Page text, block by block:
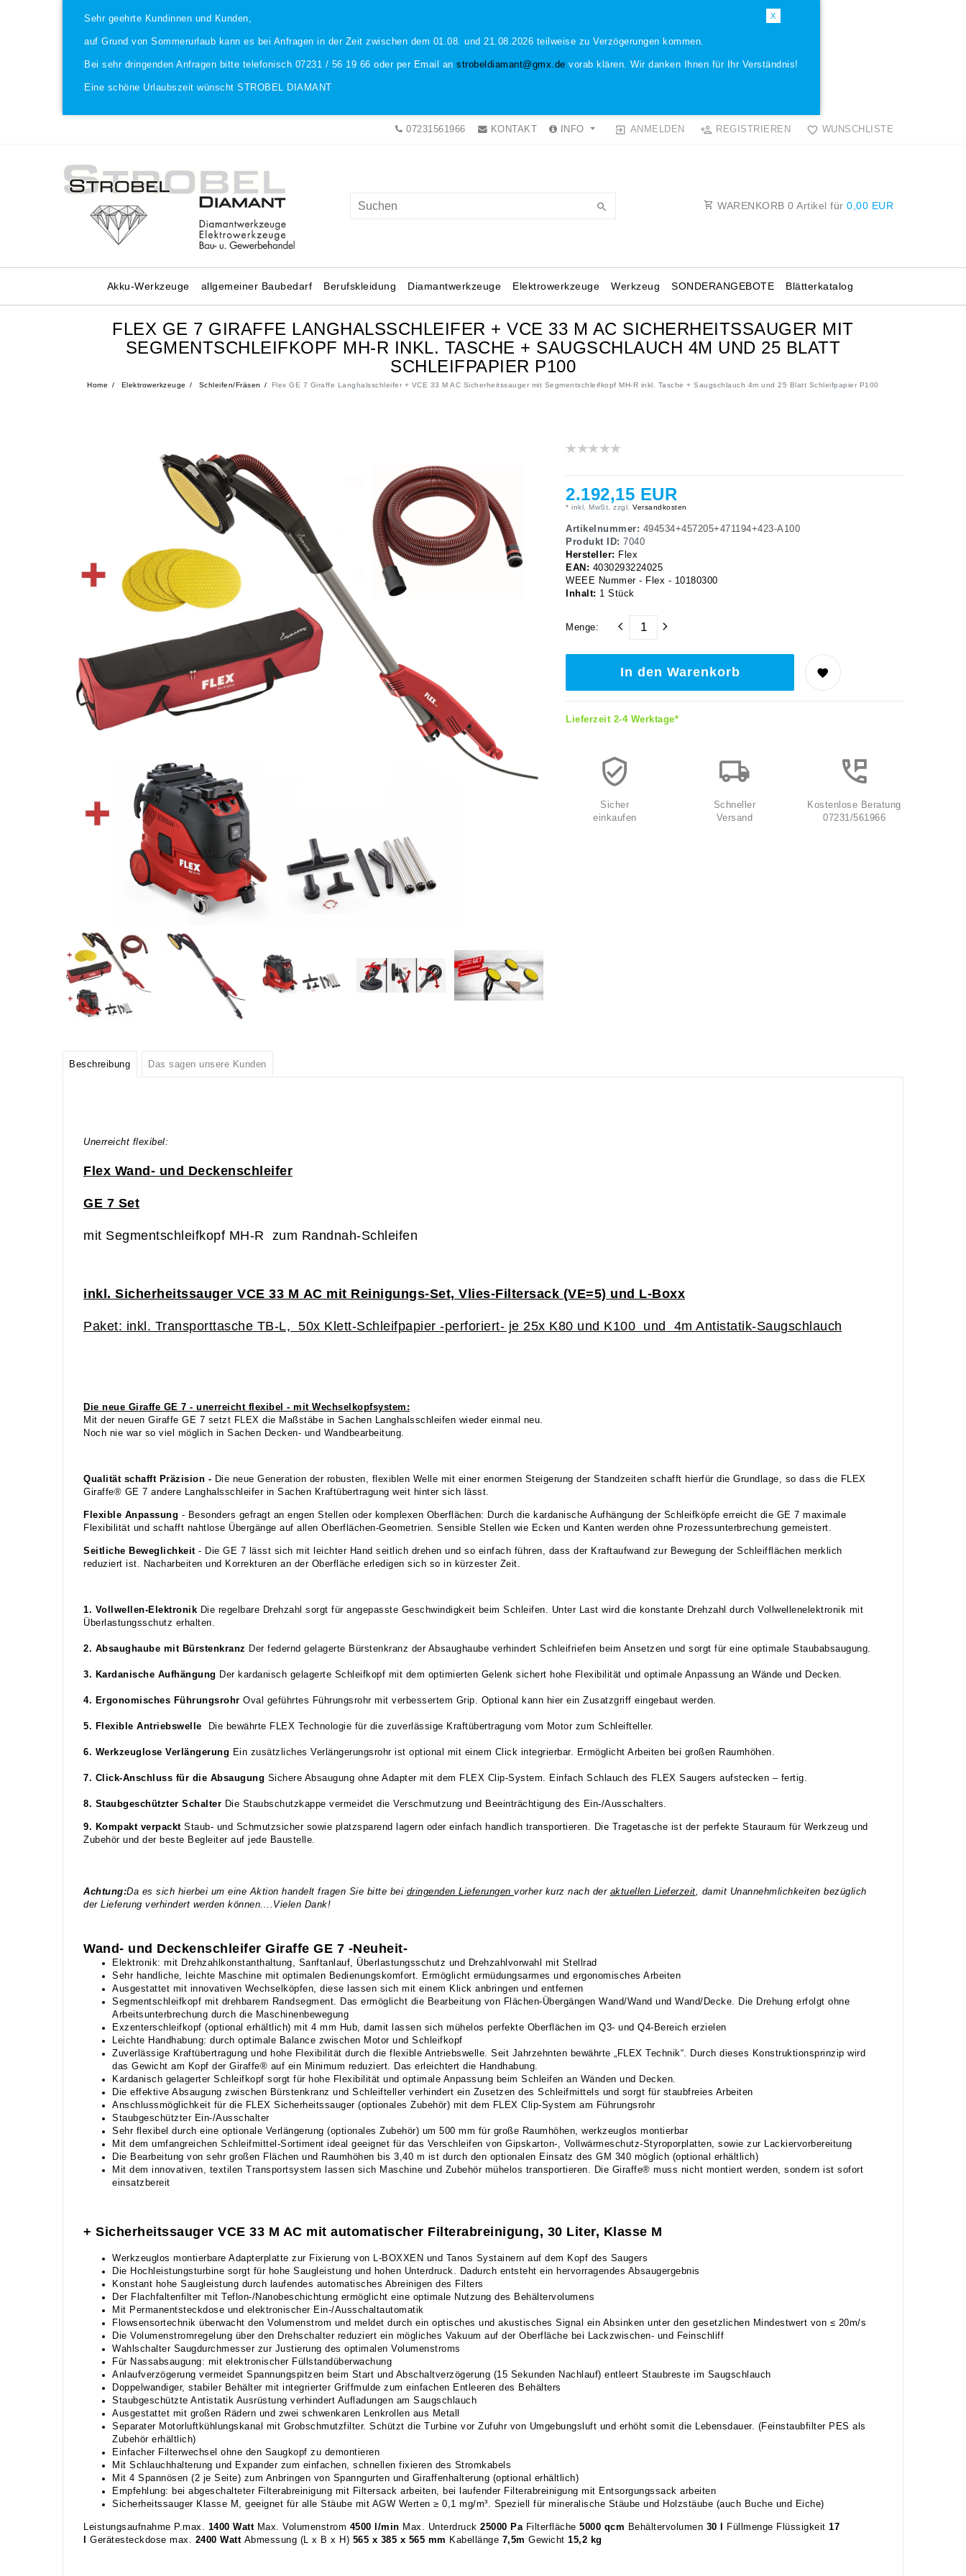
X
Sehr geehrte Kundinnen und Kunden,
auf Grund von Sommerurlaub kann es bei Anfragen in der Zeit zwischen dem 01.08. und 21.08.2026 teilweise zu Verzögerungen kommen.
Bei sehr dringenden Anfragen bitte telefonisch 07231 / 56 19 66 oder per Email an strobeldiamant@gmx.de vorab klären. Wir danken Ihnen für Ihr Verständnis!
Eine schöne Urlaubszeit wünscht STROBEL DIAMANT
07231561966 KONTAKT INFO ANMELDEN REGISTRIEREN WUNSCHLISTE
WARENKORB 0 Artikel für 0,00 EUR
Akku-Werkzeuge allgemeiner Baubedarf Berufskleidung Diamantwerkzeuge Elektrowerkzeuge Werkzeug Blätterkatalog
SONDERANGEBOTE
FLEX GE 7 GIRAFFE LANGHALSSCHLEIFER + VCE 33 M AC SICHERHEITSSAUGER MIT
SEGMENTSCHLEIFKOPF MH-R INKL. TASCHE + SAUGSCHLAUCH 4M UND 25 BLATT
SCHLEIFPAPIER P100
Home Elektrowerkzeuge Schleifen/Fräsen Flex GE 7 Giraffe Langhalsschleifer + VCE 33 M AC Sicherheitssauger mit Segmentschleifkopf MH-R inkl. Tasche + Saugschlauch 4m und 25 Blatt Schleifpapier P100
2.192,15 EUR
* inkl. MwSt. zzgl. Versandkosten
Artikelnummer: 494534+457205+471194+423-A100
Produkt ID: 7040
Hersteller: Flex
EAN: 4030293224025
WEEE Nummer - Flex - 10180300
Inhalt: 1 Stück
Menge:
In den Warenkorb
Lieferzeit 2-4 Werktage*
Sicher
einkaufen
Schneller
Versand
Kostenlose Beratung
07231/561966
Beschreibung Das sagen unsere Kunden
Unerreicht flexibel:
Flex Wand- und Deckenschleifer
GE 7 Set
mit Segmentschleifkopf MH-R zum Randnah-Schleifen
inkl. Sicherheitssauger VCE 33 M AC mit Reinigungs-Set, Vlies-Filtersack (VE=5) und L-Boxx
Paket: inkl. Transporttasche TB-L, 50x Klett-Schleifpapier -perforiert- je 25x K80 und K100 und 4m Antistatik-Saugschlauch
Die neue Giraffe GE 7 - unerreicht flexibel - mit Wechselkopfsystem:
Mit der neuen Giraffe GE 7 setzt FLEX die Maßstäbe in Sachen Langhalsschleifen wieder einmal neu.
Noch nie war so viel möglich in Sachen Decken- und Wand­bearbeitung.
Qualität schafft Präzision - Die neue Generation der robusten, flexiblen Welle mit einer enormen Steigerung der Standzeiten schafft hierfür die Grundlage, so dass die FLEX
Giraffe® GE 7 andere Langhalsschleifer in Sachen Kraftübertragung weit hinter sich lässt.
Flexible Anpassung - Besonders gefragt an engen Stellen oder komplexen Oberflächen: Durch die kardanische Aufhängung der Schleifköpfe erreicht die GE 7 maximale
Flexibilität und schafft nahtlose Übergänge auf allen Oberflächen-Geometrien. Sensible Stellen wie Ecken und Kanten werden ohne Prozessunterbrechung gemeistert.
Seitliche Beweglichkeit - Die GE 7 lässt sich mit leichter Hand seitlich drehen und so einfach führen, dass der Kraftaufwand zur Bewegung der Schleifflächen merklich
reduziert ist. Nacharbeiten und Korrekturen an der Oberfläche erledigen sich so in kürzester Zeit.
1. Vollwellen-Elektronik Die regelbare Drehzahl sorgt für angepasste Geschwindigkeit beim Schleifen. Unter Last wird die konstante Drehzahl durch Vollwellenelektronik mit
Überlastungsschutz erhalten.
2. Absaughaube mit Bürstenkranz Der federnd gelagerte Bürstenkranz der Absaughaube verhindert Schleifriefen beim Ansetzen und sorgt für eine optimale Staubabsaugung.
3. Kardanische Aufhängung Der kardanisch gelagerte Schleifkopf mit dem optimierten Gelenk sichert hohe Flexibilität und optimale Anpassung an Wände und Decken.
4. Ergonomisches Führungsrohr Oval geführtes Führungsrohr mit verbessertem Grip. Optional kann hier ein Zusatzgriff eingebaut werden.
5. Flexible Antriebswelle Die bewährte FLEX Technologie für die zuverlässige Kraftübertragung vom Motor zum Schleifteller.
6. Werkzeuglose Verlängerung Ein zusätzliches Verlängerungsrohr ist optional mit einem Click integrierbar. Ermöglicht Arbeiten bei großen Raumhöhen.
7. Click-Anschluss für die Absaugung Sichere Absaugung ohne Adapter mit dem FLEX Clip-System. Einfach Schlauch des FLEX Saugers aufstecken – fertig.
8. Staubgeschützter Schalter Die Staubschutzkappe vermeidet die Verschmutzung und Beeinträchtigung des Ein-/Ausschalters.
9. Kompakt verpackt Staub- und Schmutzsicher sowie platzsparend lagern oder einfach handlich transportieren. Die Tragetasche ist der perfekte Stauraum für Werkzeug und
Zubehör und der beste Begleiter auf jede Baustelle.
Achtung:Da es sich hierbei um eine Aktion handelt fragen Sie bitte bei dringenden Lieferungen vorher kurz nach der aktuellen Lieferzeit, damit Unannehmlichkeiten bezüglich
der Lieferung verhindert werden können....Vielen Dank!
Wand- und Deckenschleifer Giraffe GE 7 -Neuheit-
Elektronik: mit Drehzahlkonstanthaltung, Sanftanlauf, Überlastungsschutz und Drehzahlvorwahl mit Stellrad
Sehr handliche, leichte Maschine mit optimalen Bedienungskomfort. Ermöglicht ermüdungsarmes und ergonomisches Arbeiten
Ausgestattet mit innovativen Wechselköpfen, diese lassen sich mit einem Klick anbringen und entfernen
Segmentschleifkopf mit drehbarem Randsegment. Das ermöglicht die Bearbeitung von Flächen-Übergängen Wand/Wand und Wand/Decke. Die Drehung erfolgt ohne
Arbeitsunterbrechung durch die Maschinenbewegung
Exzenterschleifkopf (optional erhältlich) mit 4 mm Hub, damit lassen sich mühelos perfekte Oberflächen im Q3- und Q4-Bereich erzielen
Leichte Handhabung: durch optimale Balance zwischen Motor und Schleifkopf
Zuverlässige Kraftübertragung und hohe Flexibilität durch die flexible Antriebswelle. Seit Jahrzehnten bewährte „FLEX Technik“. Durch dieses Konstruktionsprinzip wird
das Gewicht am Kopf der Giraffe® auf ein Minimum reduziert. Das erleichtert die Handhabung.
Kardanisch gelagerter Schleifkopf sorgt für hohe Flexibilität und optimale Anpassung beim Schleifen an Wänden und Decken.
Die effektive Absaugung zwischen Bürstenkranz und Schleifteller verhindert ein Zusetzen des Schleifmittels und sorgt für staubfreies Arbeiten
Anschlussmöglichkeit für die FLEX Sicherheitssauger (optionales Zubehör) mit dem FLEX Clip-System am Führungsrohr
Staubgeschützter Ein-/Ausschalter
Sehr flexibel durch eine optionale Verlängerung (optionales Zubehör) um 500 mm für große Raumhöhen, werkzeuglos montierbar
Mit dem umfangreichen Schleifmittel-Sortiment ideal geeignet für das Verschleifen von Gipskarton-, Vollwärmeschutz-Styroporplatten, sowie zur Lackiervorbereitung
Die Bearbeitung von sehr großen Flächen und Raumhöhen bis 3,40 m ist durch den optionalen Einsatz des GM 340 möglich (optional erhältlich)
Mit dem innovativen, textilen Transportsystem lassen sich Maschine und Zubehör mühelos transportieren. Die Giraffe® muss nicht montiert werden, sondern ist sofort
einsatzbereit
+ Sicherheitssauger VCE 33 M AC mit automatischer Filterabreinigung, 30 Liter, Klasse M
Werkzeuglos montierbare Adapterplatte zur Fixierung von L-BOXXEN und Tanos Systainern auf dem Kopf des Saugers
Die Hochleistungsturbine sorgt für hohe Saugleistung und hohen Unterdruck. Dadurch entsteht ein hervorragendes Absaugergebnis
Konstant hohe Saugleistung durch laufendes automatisches Abreinigen des Filters
Der Flachfaltenfilter mit Teflon-/Nanobeschichtung ermöglicht eine optimale Nutzung des Behältervolumens
Mit Permanentsteckdose und elektronischer Ein-/Ausschaltautomatik
Flowsensortechnik überwacht den Volumenstrom und meldet durch ein optisches und akustisches Signal ein Absinken unter den gesetzlichen Mindestwert von ≤ 20m/s
Die Volumenstromregelung über den Drehschalter reduziert ein mögliches Vakuum auf der Oberfläche bei Lackzwischen- und Feinschliff
Wahlschalter Saugdurchmesser zur Justierung des optimalen Volumenstroms
Für Nassabsaugung: mit elektronischer Füllstandüberwachung
Anlaufverzögerung vermeidet Spannungspitzen beim Start und Abschaltverzögerung (15 Sekunden Nachlauf) entleert Staubreste im Saugschlauch
Doppelwandiger, stabiler Behälter mit integrierter Griffmulde zum einfachen Entleeren des Behälters
Staubgeschützte Antistatik Ausrüstung verhindert Aufladungen am Saugschlauch
Ausgestattet mit großen Rädern und zwei schwenkaren Lenkrollen aus Metall
Separater Motorluftkühlungskanal mit Grobschmutzfilter. Schützt die Turbine vor Zufuhr von Umgebungsluft und erhöht somit die Lebensdauer. (Feinstaubfilter PES als
Zubehör erhältlich)
Einfacher Filterwechsel ohne den Saugkopf zu demontieren
Mit Schlauchhalterung und Expander zum einfachen, schnellen fixieren des Stromkabels
Mit 4 Spannösen (2 je Seite) zum Anbringen von Spanngurten und Giraffenhalterung (optional erhältlich)
Empfehlung: bei abgeschalteter Filterabreinigung mit Filtersack arbeiten, bei laufender Filterabreinigung mit Entsorgungssack arbeiten
Sicherheitssauger Klasse M, geeignet für alle Stäube mit AGW Werten ≥ 0,1 mg/m³. Speziell für mineralische Stäube und Holzstäube (auch Buche und Eiche)
Leistungsaufnahme P.max. 1400 WattMax. Volumenstrom 4500 l/min Max. Unterdruck 25000 PaFilterfläche 5000 qcm Behältervolumen 30 l Füllmenge Flüssigkeit 17
Gerätesteckdose max. 2400 WattAbmessung (L x B x H) 565 x 385 x 565 mm Kabellänge 7,5m Gewicht 15,2 kg